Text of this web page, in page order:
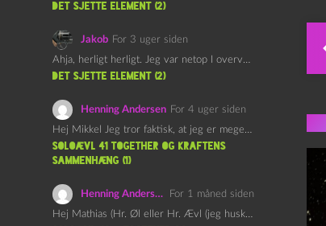
det sjette element (2)
Jakob For 3 uger siden
Ahja, herligt herligt. Jeg var netop I overvejelser om at…
det sjette element (2)
Henning Andersen For 4 uger siden
Hej Mikkel Jeg tror faktisk, at jeg er meget enig…
Soloævl 41 Together og Kraftens
Sammenhæng (1)
Henning Andersen
For 1 måned siden
Hej Mathias (Hr. Øl eller Hr. Ævl (jeg husker ikke…